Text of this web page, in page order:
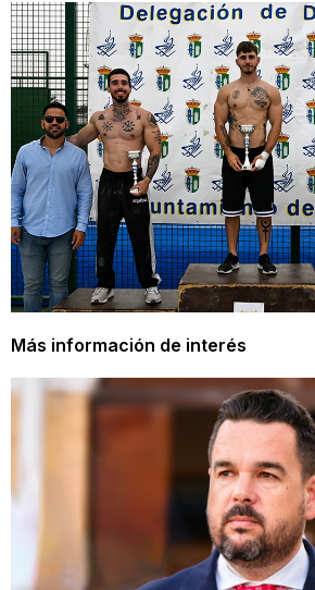
Más información de interés